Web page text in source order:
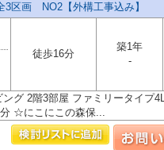
3区画 NO2【外構工事込み】
徒歩16分
築1年
-
グ 2階3部屋 ファミリータイプ
☆にこにこの森保...